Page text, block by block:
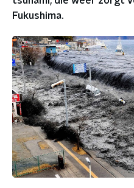
Fukushima.